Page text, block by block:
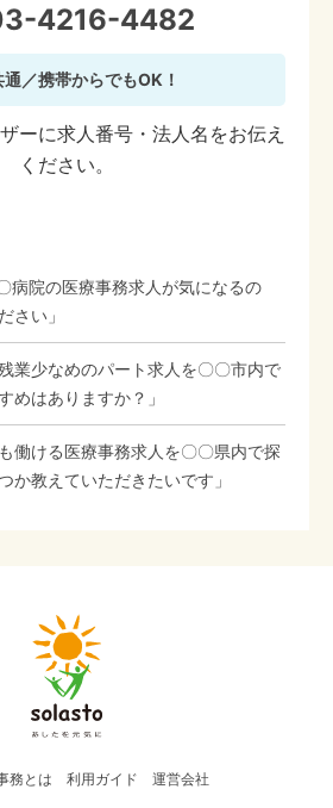
4216-4482
／携帯からでもOK！
ーに求人番号・法人名をお伝え
ください。
病院の医療事務求人が気になるの
さい」
業少なめのパート求人を〇〇市内で
めはありますか？」
働ける医療事務求人を〇〇県内で探
か教えていただきたいです」
務 とは 利用ガイド 運営会社